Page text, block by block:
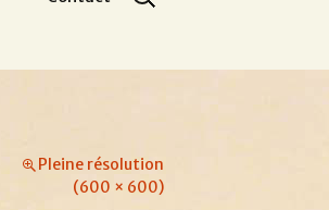
Se connecter
Pleine résolution
(600 × 600)